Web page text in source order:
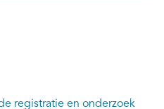
registratie en onderzoek